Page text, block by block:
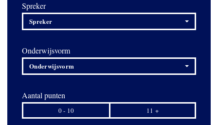
Spreker
Spreker
Onderwijsvorm
Onderwijsvorm
Aantal punten
0 - 10 11 +